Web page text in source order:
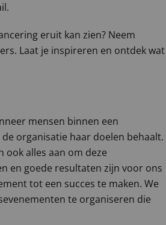
eruit kan zien? Neem
Laat je inspireren en ontdek wat
mensen binnen een
organisatie haar doelen behaalt.
ook alles aan om deze
en goede resultaten zijn voor ons
tot een succes te maken. We
te organiseren die